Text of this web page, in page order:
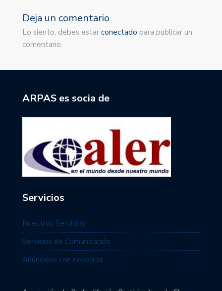
Deja un comentario
Lo siento, debes estar conectado para publicar un
comentario.
ARPAS es socia de
Servicios
Nuestros Servicios
Servicios de Comunicación
Anúnciese con nosotros